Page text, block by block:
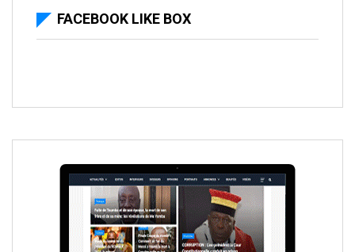
FACEBOOK LIKE BOX